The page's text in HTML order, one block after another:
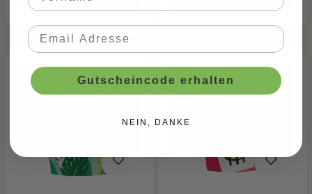
Gutscheincode erhalten
NEIN, DANKE